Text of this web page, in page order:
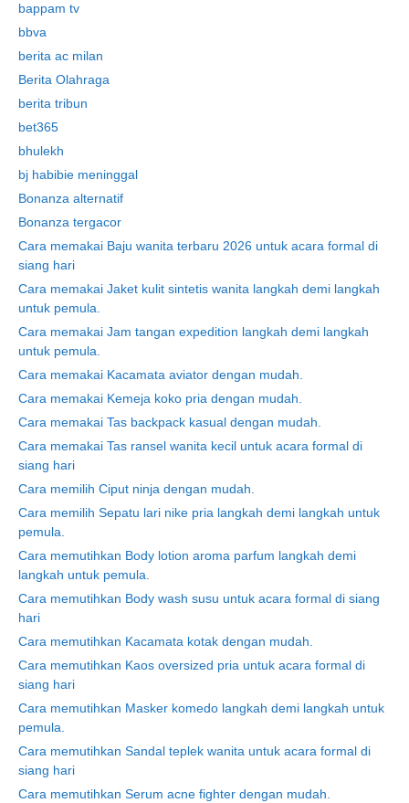
bappam tv
bbva
berita ac milan
Berita Olahraga
berita tribun
bet365
bhulekh
bj habibie meninggal
Bonanza alternatif
Bonanza tergacor
Cara memakai Baju wanita terbaru 2026 untuk acara formal di
siang hari
Cara memakai Jaket kulit sintetis wanita langkah demi langkah
untuk pemula.
Cara memakai Jam tangan expedition langkah demi langkah
untuk pemula.
Cara memakai Kacamata aviator dengan mudah.
Cara memakai Kemeja koko pria dengan mudah.
Cara memakai Tas backpack kasual dengan mudah.
Cara memakai Tas ransel wanita kecil untuk acara formal di
siang hari
Cara memilih Ciput ninja dengan mudah.
Cara memilih Sepatu lari nike pria langkah demi langkah untuk
pemula.
Cara memutihkan Body lotion aroma parfum langkah demi
langkah untuk pemula.
Cara memutihkan Body wash susu untuk acara formal di siang
hari
Cara memutihkan Kacamata kotak dengan mudah.
Cara memutihkan Kaos oversized pria untuk acara formal di
siang hari
Cara memutihkan Masker komedo langkah demi langkah untuk
pemula.
Cara memutihkan Sandal teplek wanita untuk acara formal di
siang hari
Cara memutihkan Serum acne fighter dengan mudah.